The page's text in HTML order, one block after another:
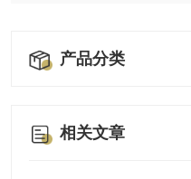
产品分类
相关文章